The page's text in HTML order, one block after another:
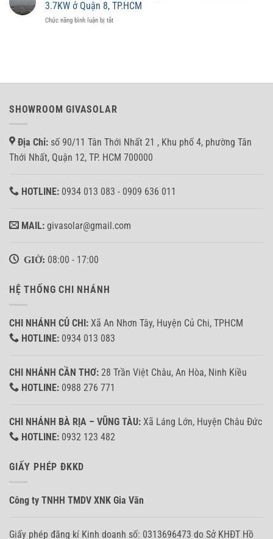
trị
tài
đặt
hệ
tải
anh
Nhân
Tân
3.7KW ở Quận 8, TP.HCM
Chức năng bình luận bị tắtở
mặt
lưới
3.7KW
ở
SHOWROOM GIVASOLAR
Địa Chỉ: số 90/11 Tân Thới Nhất 21 , Khu phố 4, phường Tân
Thới Nhất, Quận 12, TP. HCM 700000
HOTLINE: 0934 013 083 - 0909 636 011
MAIL: givasolar@gmail.com
GIỜ: 08:00 - 17:00
HỆ THỐNG CHI NHÁNH
CHI NHÁNH CỦ CHI: Xã An Nhơn Tây, Huyện Củ Chi, TPHCM
HOTLINE: 0934 013 083
CHI NHÁNH CẦN THƠ: 28 Trần Việt Châu, An Hòa, Ninh Kiều
HOTLINE: 0988 276 771
CHI NHÁNH BÀ RỊA – VŨNG TÀU: Xã Láng Lớn, Huyện Châu Đức
HOTLINE: 0932 123 482
GIẤY PHÉP ĐKKD
Công ty TNHH TMDV XNK Gia Văn
Giấy phép đăng kí Kinh doanh số: 0313696473 do Sở KHĐT Hồ